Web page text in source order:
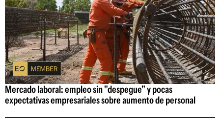
Mercado laboral: empleo sin "despegue" y pocas
expectativas empresariales sobre aumento de personal